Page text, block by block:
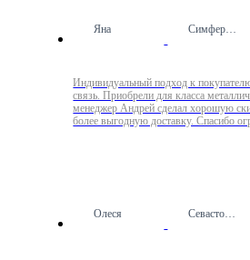
Яна Симферополь
Индивидуальный подход к
связь. Приобрели для класса
менеджер Андрей сделал хорошую
более выгодную доставку. Спасибо
Олеся Севастополь